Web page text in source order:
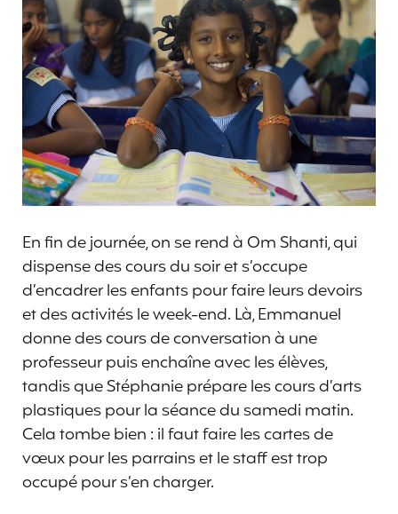
En fin de journée, on se rend à Om Shanti, qui
dispense des cours du soir et s’occupe
d’encadrer les enfants pour faire leurs devoirs
et des activités le week-end. Là, Emmanuel
donne des cours de conversation à une
professeur puis enchaîne avec les élèves,
tandis que Stéphanie prépare les cours d’arts
plastiques pour la séance du samedi matin.
Cela tombe bien : il faut faire les cartes de
vœux pour les parrains et le staff est trop
occupé pour s’en charger.